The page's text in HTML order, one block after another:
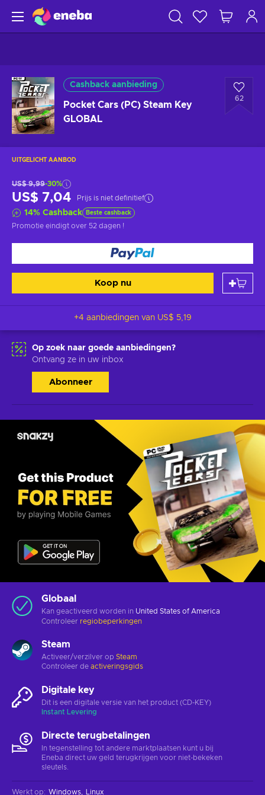
Cashback aanbieding
Pocket Cars (PC) Steam Key
GLOBAL
62
UITGELICHT AANBOD
US$ 9,99-30%
US$ 7,04 Prijs is niet definitief
14% Cashback Beste cashback
Promotie eindigt over 52 dagen !
Koop nu
+4 aanbiedingen van US$ 5,19
Op zoek naar goede aanbiedingen?
Ontvang ze in uw inbox
Abonneer
Globaal
Kan geactiveerd worden in United States of America
Controleer regiobeperkingen
Steam
Activeer/verzilver op Steam
Controleer de activeringsgids
Digitale key
Dit is een digitale versie van het product (CD-KEY)
Instant Levering
Directe terugbetalingen
In tegenstelling tot andere marktplaatsen kunt u bij
Eneba direct uw geld terugkrijgen voor niet-bekeken
sleutels.
Werkt op: Windows Linux